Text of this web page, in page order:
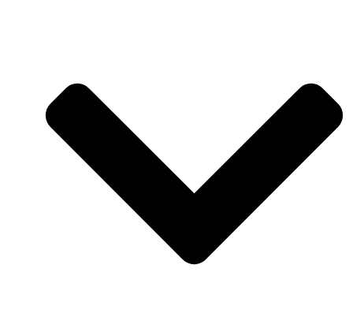
Buchbesprechungen von Harald Schwiers
Haralds Streifzüge
Hörtipps von Harald Schwiers
Kunstausflüge mit Sigrid Balke
Marc Peschke – Out of The Länd
Buchtipps von Uli Rothfuss